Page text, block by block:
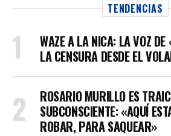
TENDENCIAS
WAZE A LA NICA: LA VOZ
LA CENSURA DESDE EL
ROSARIO MURILLO ES
SUBCONSCIENTE: «AQUÍ
ROBAR, PARA SAQUEAR»